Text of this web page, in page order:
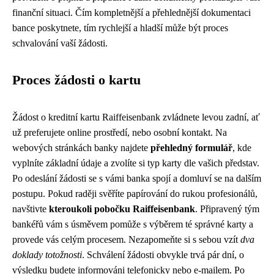
finanční situaci. Čím kompletnější a přehlednější dokumentaci
bance poskytnete, tím rychlejší a hladší může být proces
schvalování vaší žádosti.
Proces žádosti o kartu
Žádost o kreditní kartu Raiffeisenbank zvládnete levou zadní, ať
už preferujete online prostředí, nebo osobní kontakt. Na
webových stránkách banky najdete přehledný formulář, kde
vyplníte základní údaje a zvolíte si typ karty dle vašich představ.
Po odeslání žádosti se s vámi banka spojí a domluví se na dalším
postupu. Pokud raději svěříte papírování do rukou profesionálů,
navštivte kteroukoli pobočku Raiffeisenbank. Připravený tým
bankéřů vám s úsměvem pomůže s výběrem té správné karty a
provede vás celým procesem. Nezapomeňte si s sebou vzít dva
doklady totožnosti. Schválení žádosti obvykle trvá pár dní, o
výsledku budete informováni telefonicky nebo e-mailem. Po